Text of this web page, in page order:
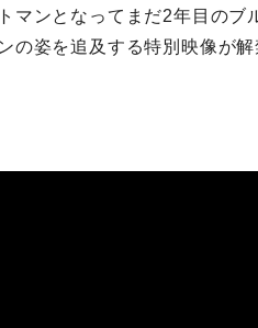
マンとなってまだ2年目のブ
姿を追及する特別映像が解